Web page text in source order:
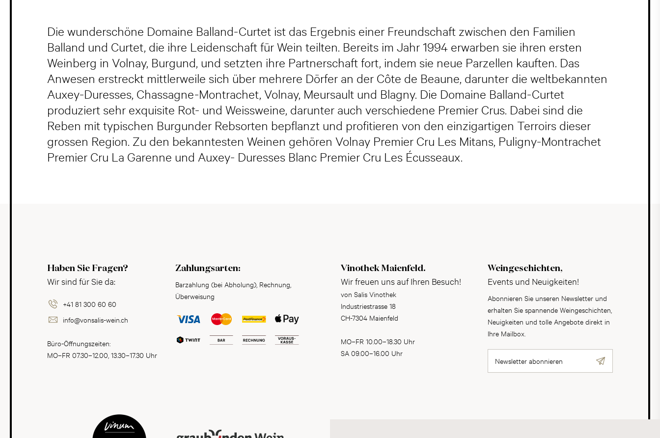
Die wunderschöne Domaine Balland-Curtet ist das Ergebnis einer Freundschaft zwischen den Familien
Balland und Curtet, die ihre Leidenschaft für Wein teilten. Bereits im Jahr 1994 erwarben sie ihren ersten
Weinberg in Volnay, Burgund, und setzten ihre Partnerschaft fort, indem sie neue Parzellen kauften. Das
Anwesen erstreckt mittlerweile sich über mehrere Dörfer an der Côte de Beaune, darunter die weltbekannten
Auxey-Duresses, Chassagne-Montrachet, Volnay, Meursault und Blagny. Die Domaine Balland-Curtet
produziert sehr exquisite Rot- und Weissweine, darunter auch verschiedene Premier Crus. Dabei sind die
Reben mit typischen Burgunder Rebsorten bepflanzt und profitieren von den einzigartigen Terroirs dieser
grossen Region. Zu den bekanntesten Weinen gehören Volnay Premier Cru Les Mitans, Puligny-Montrachet
Premier Cru La Garenne und Auxey- Duresses Blanc Premier Cru Les Écusseaux.
Haben Sie Fragen?
Wir sind für Sie da:
+41 81 300 60 60
info@vonsalis-wein.ch
Büro-Öffnungszeiten:
MO–FR 07.30–12.00, 13.30–17.30 Uhr
Zahlungsarten:
Barzahlung (bei Abholung), Rechnung,
Überweisung
Vinothek Maienfeld.
Wir freuen uns auf Ihren Besuch!
von Salis Vinothek
Industriestrasse 18
CH-7304 Maienfeld
MO–FR 10.00–18.30 Uhr
SA 09.00–16.00 Uhr
Weingeschichten,
Events und Neuigkeiten!
Abonnieren Sie unseren Newsletter und
erhalten Sie spannende Weingeschichten,
Neuigkeiten und tolle Angebote direkt in
Ihre Mailbox.
Newsletter abonnieren